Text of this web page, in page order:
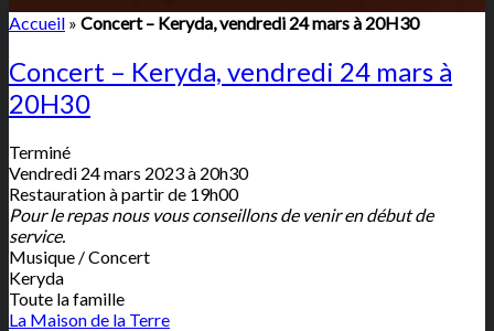
Accueil » Concert – Keryda, vendredi 24 mars à 20H30
Concert – Keryda, vendredi 24 mars à
20H30
Terminé
Vendredi 24 mars 2023 à 20h30
Restauration à partir de 19h00
Pour le repas nous vous conseillons de venir en début de
service.
Musique / Concert
Keryda
Toute la famille
La Maison de la Terre